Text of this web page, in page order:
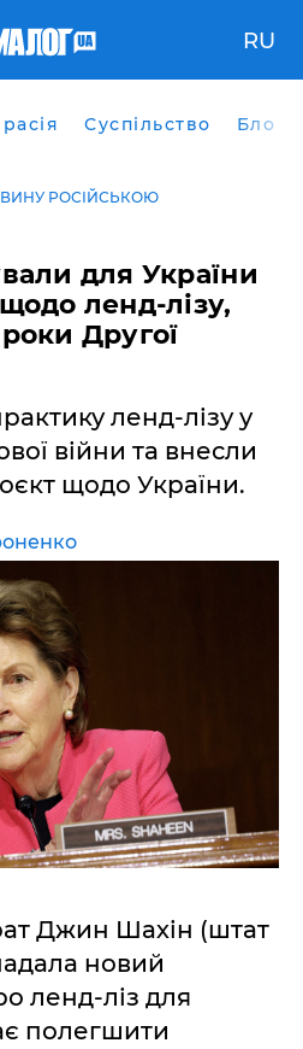
RU
расія Суспільство Блоги
РОСІЙСЬКОЮ
для України
ленд-лізу,
Другої
ленд-лізу у
війни та внесли
щодо України.
Джин Шахін (штат
новий
ленд-ліз для
полегшити